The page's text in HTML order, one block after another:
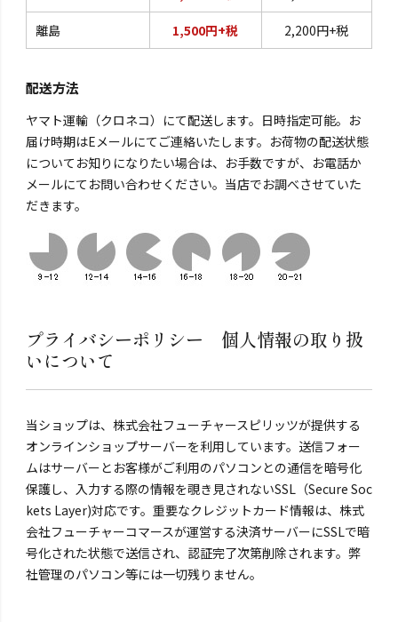
離島 1,500円+税 2,200円+税
配送方法
ヤマト運輸（クロネコ）にて配送します。日時指定可能。お
届け時期はEメールにてご連絡いたします。お荷物の配送状態
についてお知りになりたい場合は、お手数ですが、お電話か
メールにてお問い合わせください。当店でお調べさせていた
だきます。
プライバシーポリシー 個人情報の取り扱
いについて
当ショップは、株式会社フューチャースピリッツが提供する
オンラインショップサーバーを利用しています。送信フォー
ムはサーバーとお客様がご利用のパソコンとの通信を暗号化
保護し、入力する際の情報を覗き見されないSSL（Secure Soc
kets Layer)対応です。重要なクレジットカード情報は、株式
会社フューチャーコマースが運営する決済サーバーにSSLで暗
号化された状態で送信され、認証完了次第削除されます。弊
社管理のパソコン等には一切残りません。